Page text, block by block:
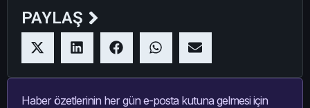
PAYLAŞ
Haber özetlerinin her gün e-posta kutuna gelmesi için